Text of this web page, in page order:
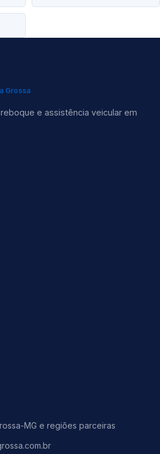
Grossa
e assistência veicular em
MG e regiões parceiras